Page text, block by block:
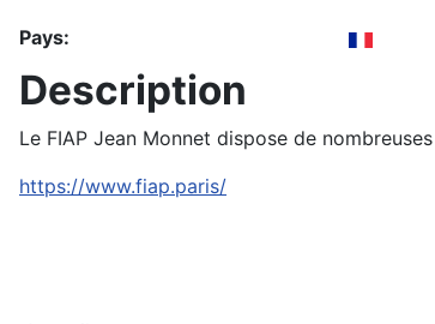
Pays:
Description
Le FIAP Jean Monnet dispose de
https://www.fiap.paris/